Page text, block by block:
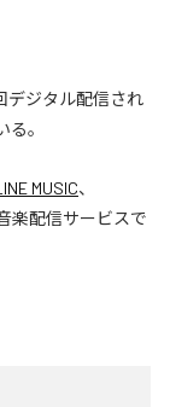
デジタル配信され
。
MUSIC、
楽配信サービスで